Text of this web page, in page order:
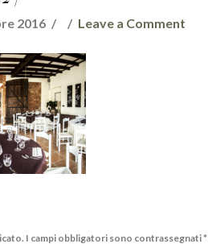
2016 Leave a Comment
I campi obbligatori sono contrassegnati*